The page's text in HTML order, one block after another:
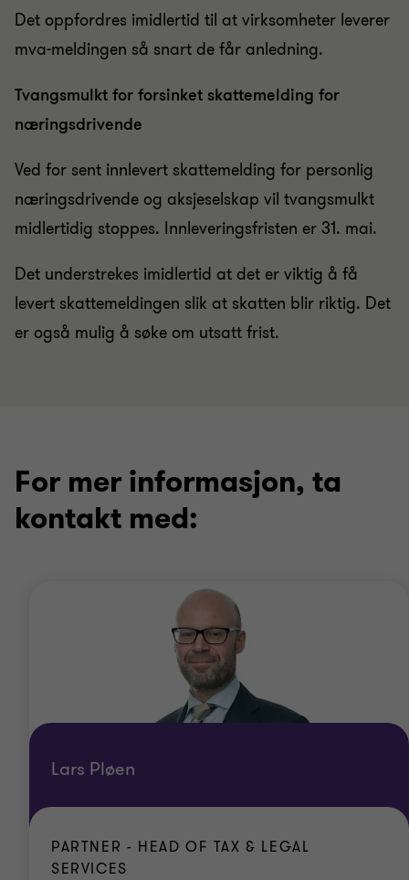
Det oppfordres imidlertid til at virksomheter leverer
mva-meldingen så snart de får anledning.
Tvangsmulkt for forsinket skattemelding for
næringsdrivende
Ved for sent innlevert skattemelding for personlig
næringsdrivende og aksjeselskap vil tvangsmulkt
midlertidig stoppes. Innleveringsfristen er 31. mai.
Det understrekes imidlertid at det er viktig å få
levert skattemeldingen slik at skatten blir riktig. Det
er også mulig å søke om utsatt frist.
For mer informasjon, ta
kontakt med:
Lars Pløen
PARTNER - HEAD OF TAX & LEGAL
SERVICES